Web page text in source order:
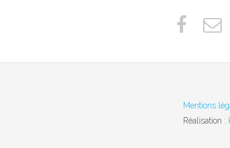
Mentions
Réalisation :